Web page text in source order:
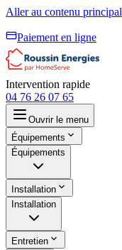
Aller au contenu principal
Paiement en ligne
Intervention rapide
04 76 26 07 65
Ouvrir le menu
Équipements
Équipements
Installation
Installation
Entretien